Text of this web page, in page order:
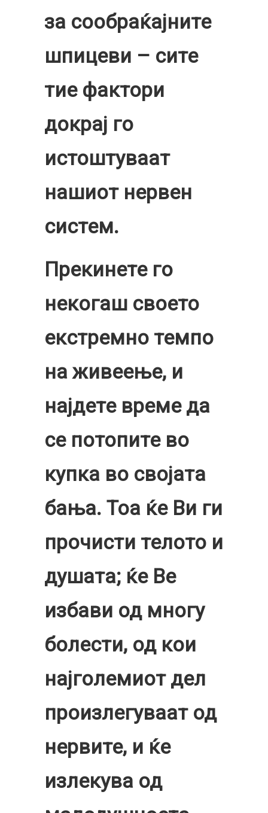
за сообраќајните
шпицеви – сите
тие фактори
докрај го
истоштуваат
нашиот нервен
систем.
Прекинете го
некогаш своето
екстремно темпо
на живеење, и
најдете време да
се потопите во
купка во својата
бања. Тоа ќе Ви ги
прочисти телото и
душата; ќе Ве
избави од многу
болести, од кои
најголемиот дел
произлегуваат од
нервите, и ќе
излекува од